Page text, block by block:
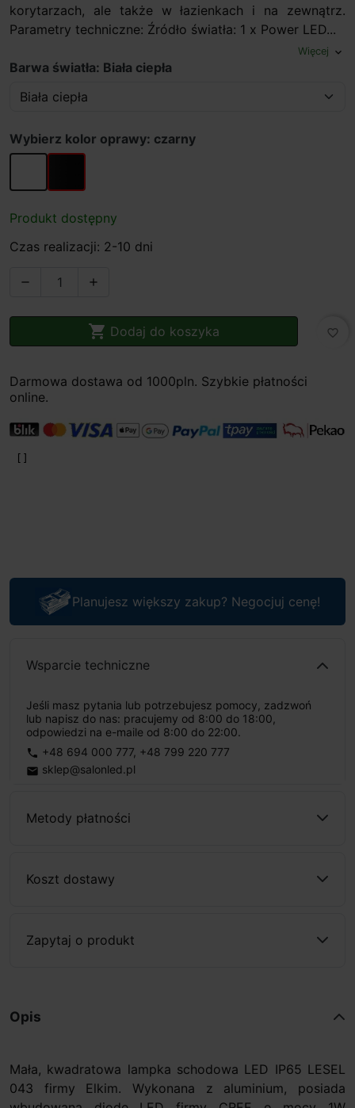
korytarzach, ale także w łazienkach i na zewnątrz.
Parametry techniczne: Źródło światła: 1 x Power LED...
Więcej expand_more
Barwa światła: Biała ciepła
Wybierz kolor oprawy: czarny
biały czarny
Produkt dostępny
Czas realizacji: 2-10 dni
 
 Dodaj do koszyka favorite_border
Darmowa dostawa od 1000pln. Szybkie płatności
online.
Planujesz większy zakup? Negocjuj cenę!
Wsparcie techniczne
Jeśli masz pytania lub potrzebujesz pomocy, zadzwoń
lub napisz do nas: pracujemy od 8:00 do 18:00,
odpowiedzi na e-maile od 8:00 do 22:00.
phone +48 694 000 777, +48 799 220 777
email sklep@salonled.pl
Metody płatności
Koszt dostawy
Zapytaj o produkt
Opis
Mała, kwadratowa lampka schodowa LED IP65 LESEL
043 firmy Elkim. Wykonana z aluminium, posiada